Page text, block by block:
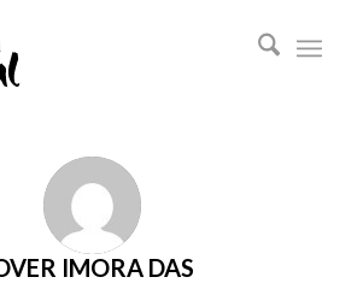
IMORA DAS